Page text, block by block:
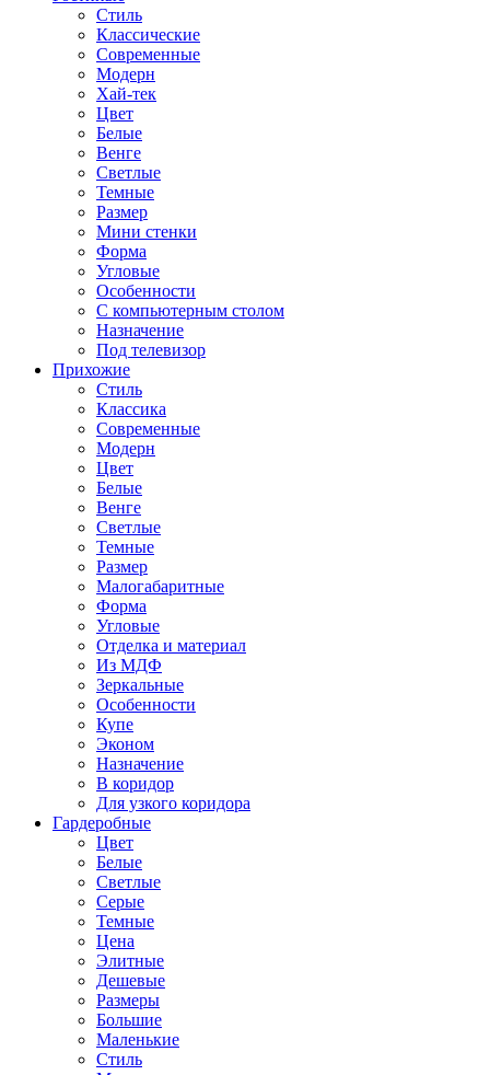
Стиль
Классические
Современные
Модерн
Хай-тек
Цвет
Белые
Венге
Светлые
Темные
Размер
Мини стенки
Форма
Угловые
Особенности
С компьютерным столом
Назначение
Под телевизор
Прихожие
Стиль
Классика
Современные
Модерн
Цвет
Белые
Венге
Светлые
Темные
Размер
Малогабаритные
Форма
Угловые
Отделка и материал
Из МДФ
Зеркальные
Особенности
Купе
Эконом
Назначение
В коридор
Для узкого коридора
Гардеробные
Цвет
Белые
Светлые
Серые
Темные
Цена
Элитные
Дешевые
Размеры
Большие
Маленькие
Стиль